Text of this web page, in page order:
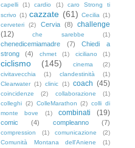
capelli
(1) cardio (1)
caro Strong ti
scrivo (1) cazzate (61) Cecilia (1)
cerveteri
(2) Cervia (8)
challenge
(12)
che sarebbe (1)
chenedicemiamadre (7)
Chiedi a
strong
(4) chmet (1) ciciliano (1)
ciclismo (145) cinema
(2)
civitavecchia
(1) clandestinità
(1)
Clearwater (1) clinic (1) coach (45)
coincidenze (2) collaborazione
(1)
colleghi (2) ColleMarathon (2) colli di
monte bove
(1) combinati (19)
comic (4) compleanno (7)
compression (1) comunicazione
(2)
Comunità Montana dell'Aniene
(1)